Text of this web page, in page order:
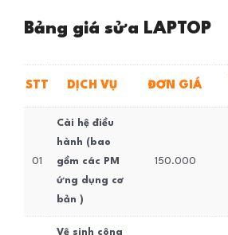
Bảng giá sửa LAPTOP
STT DỊCH VỤ ĐƠN GIÁ
01
Cài hệ điều
hành (bao
gồm các PM
ứng dụng cơ
bản )
150.000
Vệ sinh công